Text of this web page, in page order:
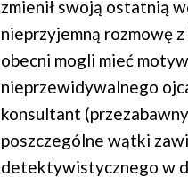
zmienił swoją ostatnią
nieprzyjemną rozmowę
obecni mogli mieć
nieprzewidywalnego
konsultant
poszczególne wątki
detektywistycznego w